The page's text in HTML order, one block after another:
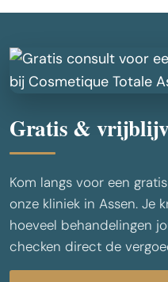
Gratis &
Kom langs voor een
onze kliniek in Assen. Je
hoeveel behandelingen
checken direct de